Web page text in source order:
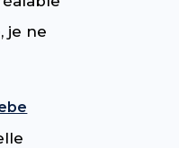
je ne